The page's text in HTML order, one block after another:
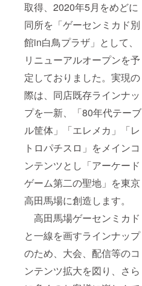
取得、2020年5月をめどに
同所を「ゲーセンミカド別
館in白鳥プラザ」として、
リニューアルオープンを予
定しておりました。実現の
際は、同店既存ラインナッ
プを一新、「80年代テーブ
ル筐体」「エレメカ」「レ
トロパチスロ」をメインコ
ンテンツとし「アーケード
ゲーム第二の聖地」を東京
高田馬場に創造します。
高田馬場ゲーセンミカド
と一線を画すラインナップ
のため、大会、配信等のコ
ンテンツ拡大を図り、さら